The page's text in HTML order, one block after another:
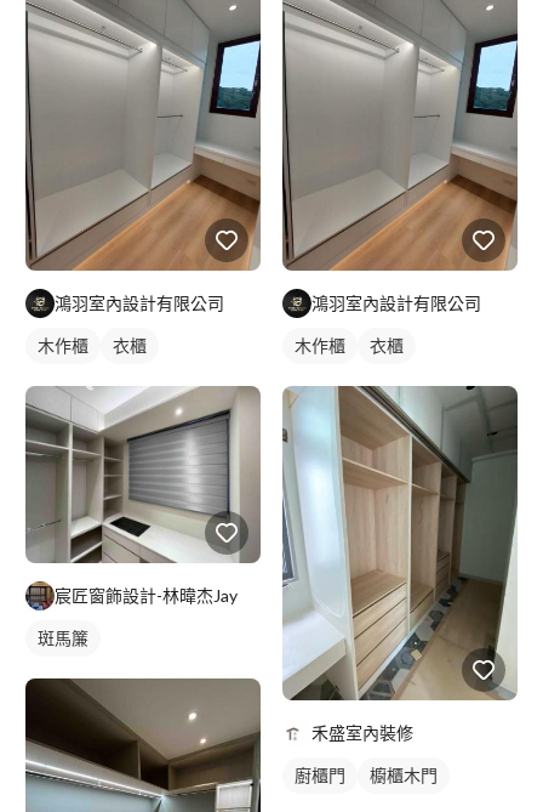
鴻羽室內設計有限公司
木作櫃 衣櫃
宸匠窗飾設計-林暐杰Jay
斑馬簾
鴻羽室內設計有限公司
木作櫃 衣櫃
禾盛室內裝修
廚櫃門 櫥櫃木門